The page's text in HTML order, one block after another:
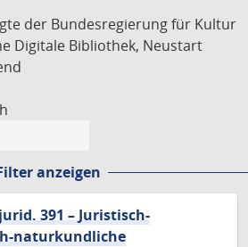
der Bundesregierung für Kultur
Digitale Bibliothek, Neustart
anzeigen
391 – Juristisch-
naturkundliche